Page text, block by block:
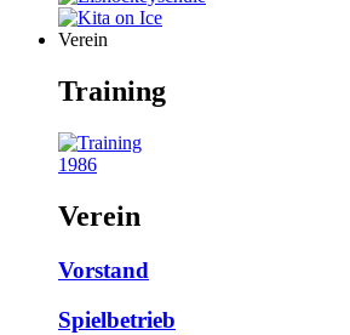
Verein
Training
1986
Verein
Vorstand
Spielbetrieb